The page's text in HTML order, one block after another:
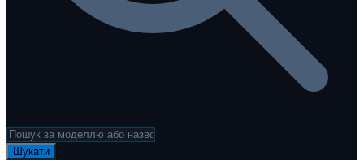
Шукати